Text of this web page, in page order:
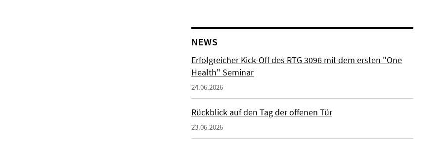
NEWS
Erfolgreicher Kick-Off des RTG 3096 mit dem ersten "One
Health" Seminar
24.06.2026
Rückblick auf den Tag der offenen Tür
23.06.2026